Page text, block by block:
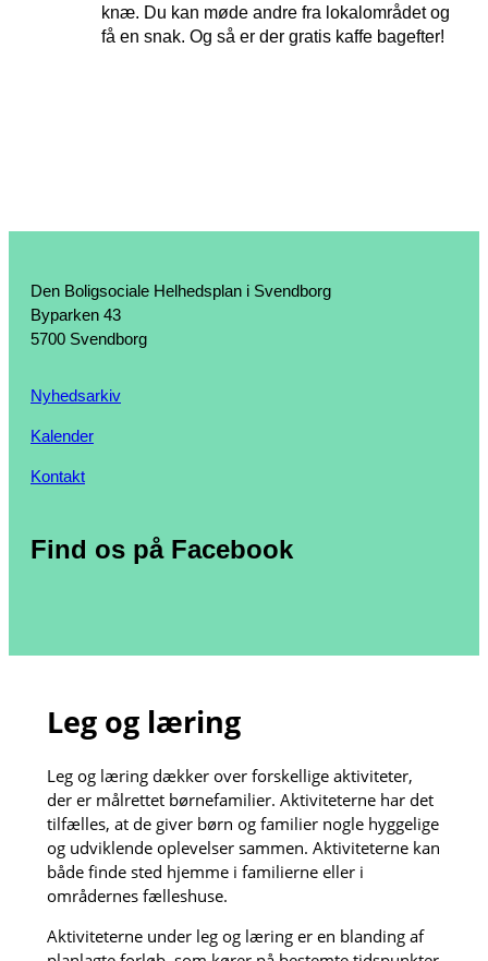
knæ. Du kan møde andre fra lokalområdet og
få en snak. Og så er der gratis kaffe bagefter!
Den Boligsociale Helhedsplan i Svendborg
Byparken 43
5700 Svendborg
Nyhedsarkiv
Kalender
Kontakt
Find os på Facebook
Leg og læring
Leg og læring dækker over forskellige aktiviteter,
der er målrettet børnefamilier. Aktiviteterne har det
tilfælles, at de giver børn og familier nogle hyggelige
og udviklende oplevelser sammen. Aktiviteterne kan
både finde sted hjemme i familierne eller i
områdernes fælleshuse.
Aktiviteterne under leg og læring er en blanding af